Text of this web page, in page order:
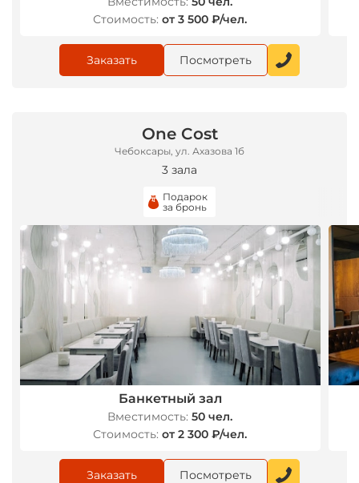
Стоимость: от 3 500 ₽/чел.
Заказать Посмотреть
One Cost
Чебоксары, ул. Ахазова 1б
3 зала
Подарок
за бронь
Банкетный зал
Вместимость: 50 чел.
Стоимость: от 2 300 ₽/чел.
Заказать Посмотреть